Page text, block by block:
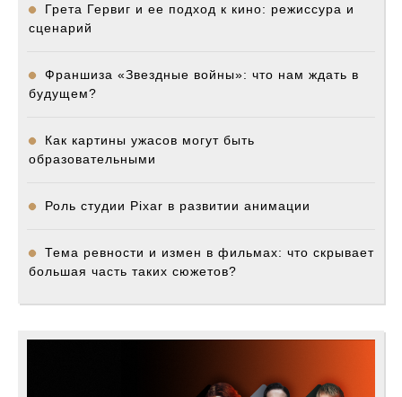
Грета Гервиг и ее подход к кино: режиссура и
сценарий
Франшиза «Звездные войны»: что нам ждать в
будущем?
Как картины ужасов могут быть
образовательными
Роль студии Pixar в развитии анимации
Тема ревности и измен в фильмах: что скрывает
большая часть таких сюжетов?